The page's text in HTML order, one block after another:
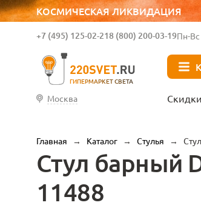
КОСМИЧЕСКАЯ ЛИКВИДАЦИЯ
ГИПЕРМАРКЕТ СВЕТА
+7 (495) 125-02-218 (800) 200-03-19Пн-Вс
Москва Скидки
Главная → Каталог → Стулья →
Стул барный
11488